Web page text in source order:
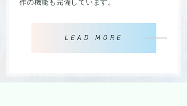
作の機能も完備しています。
LEAD MORE